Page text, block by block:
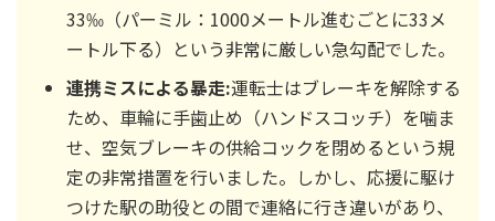
33‰（パーミル：1000メートル進むごとに33メ
ートル下る）という非常に厳しい急勾配でした。
連携ミスによる暴走:運転士はブレーキを解除する
ため、車輪に手歯止め（ハンドスコッチ）を噛ま
せ、空気ブレーキの供給コックを閉めるという規
定の非常措置を行いました。しかし、応援に駆け
つけた駅の助役との間で連絡に行き違いがあり、